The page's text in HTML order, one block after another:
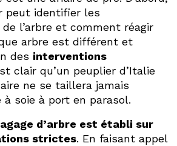
peut identifier les
l’arbre et comment réagir
arbre est différent et
des interventions
clair qu’un peuplier d’Italie
ne se taillera jamais
soie à port en parasol.
d’arbre est établi sur
strictes. En faisant appel